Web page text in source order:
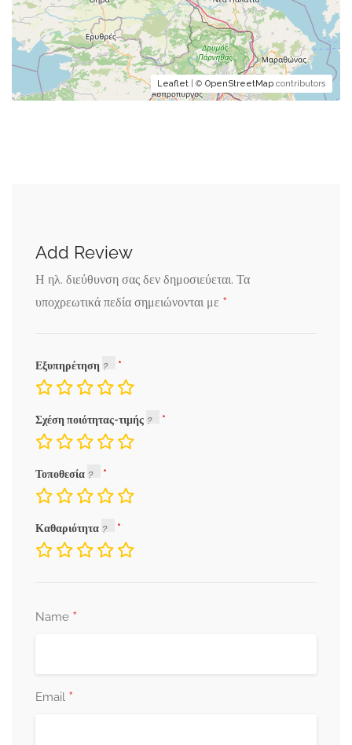
Leaflet | © OpenStreetMap contributors
Add Review
Η ηλ. διεύθυνση σας δεν δημοσιεύεται. Τα
υποχρεωτικά πεδία σημειώνονται με *
Εξυπηρέτηση
Σχέση ποιότητας-τιμής
Τοποθεσία
Καθαριότητα
Name *
Email *